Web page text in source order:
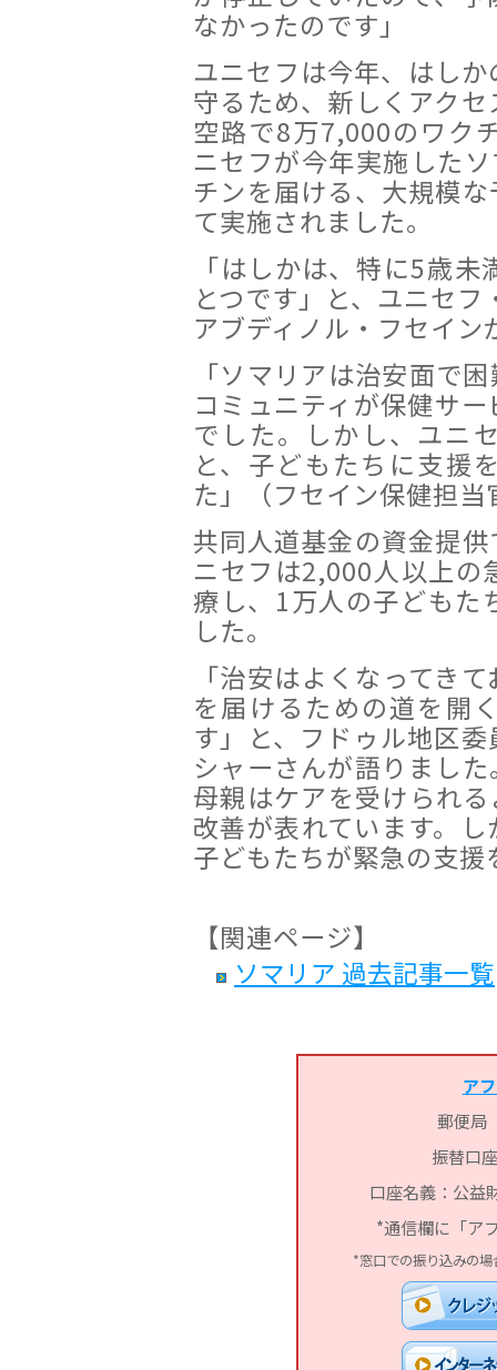
なかったのです」
ユニセフは今年、はし
守るため、新しくアク
空路で8万7,000のワク
ニセフが今年実施した
チンを届ける、大規模
て実施されました。
「はしかは、特に5歳
とつです」と、ユニセ
アブディノル・フセイン
「ソマリアは治安面で
コミュニティが保健サ
でした。しかし、ユニ
と、子どもたちに支援
た」（フセイン保健担当
共同人道基金の資金提
ニセフは2,000人以上の
療し、1万人の子どもた
した。
「治安はよくなってき
を届けるための道を開
す」と、フドゥル地区
シャーさんが語りまし
母親はケアを受けられ
改善が表れています。
子どもたちが緊急の支
【関連ページ】
ソマリア 過去記事一覧
ア
郵便局
振替口
口座名義：公益
*通信欄に「ア
*窓口での振り込みの